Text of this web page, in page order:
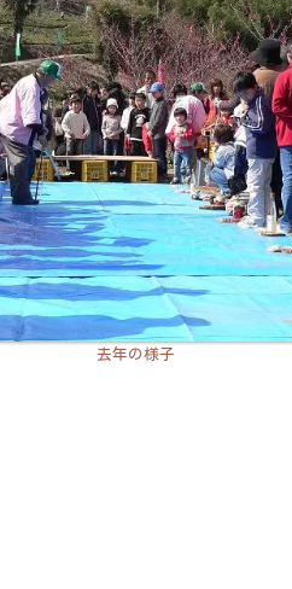
去年の様子